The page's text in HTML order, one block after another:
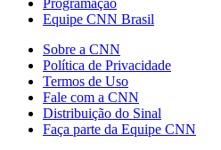
Equipe CNN Brasil
Sobre a CNN
Política de Privacidade
Termos de Uso
Fale com a CNN
Distribuição do Sinal
Faça parte da Equipe CNN